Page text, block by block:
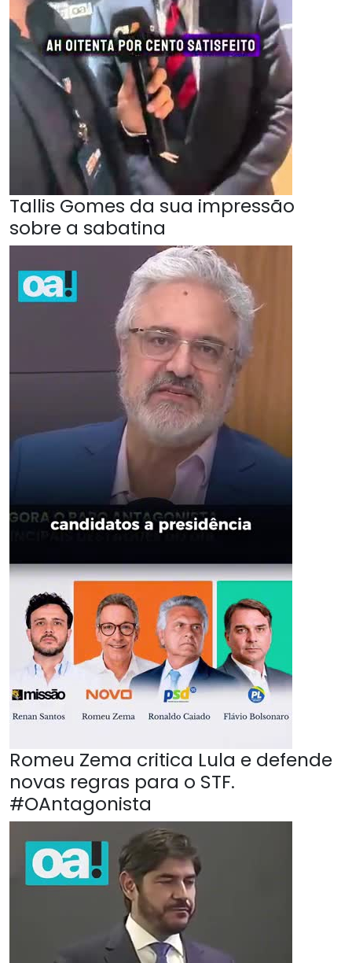
Tallis Gomes da sua impressão
sobre a sabatina
Romeu Zema critica Lula e defende
novas regras para o STF.
#OAntagonista